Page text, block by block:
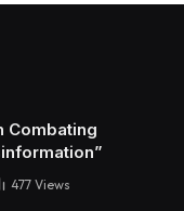
Combating
477 Views